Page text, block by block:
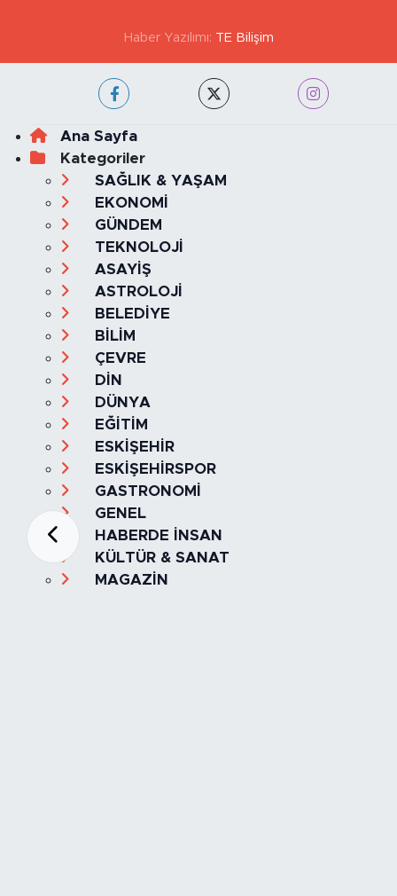
Haber Yazılımı: TE Bilişim
Ana Sayfa
Kategoriler
SAĞLIK & YAŞAM
EKONOMİ
GÜNDEM
TEKNOLOJİ
ASAYİŞ
ASTROLOJİ
BELEDİYE
BİLİM
ÇEVRE
DİN
DÜNYA
EĞİTİM
ESKİŞEHİR
ESKİŞEHİRSPOR
GASTRONOMİ
GENEL
HABERDE İNSAN
KÜLTÜR & SANAT
MAGAZİN